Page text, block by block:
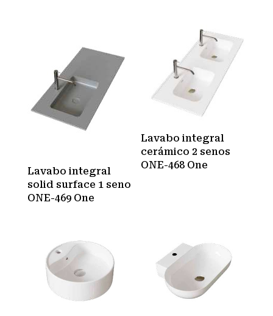
Lavabo integral
solid surface 1 seno
ONE-469 One
Lavabo integral
cerámico 2 senos
ONE-468 One